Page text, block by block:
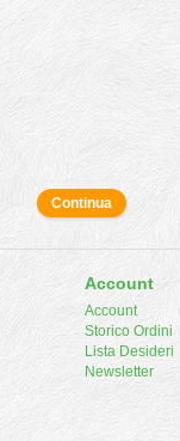
Continua
Account
Account
Storico Ordini
Lista Desideri
Newsletter